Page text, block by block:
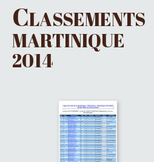
CLASSEMENTS
MARTINIQUE
2014